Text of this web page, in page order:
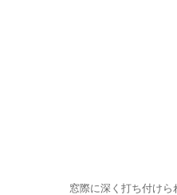
窓際に深く打ち付け